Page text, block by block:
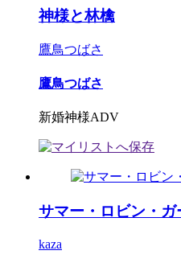
神様と林檎
鷹鳥つばさ
鷹鳥つばさ
新婚神様ADV
サマー・ロビン・ガ
kaza